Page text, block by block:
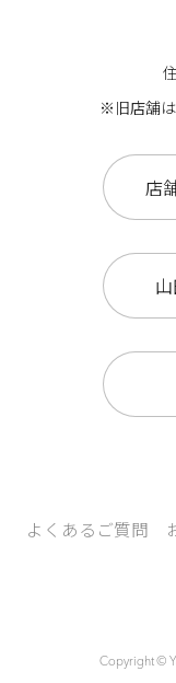
※旧店舗
店
よくあるご質問
Copyright ©